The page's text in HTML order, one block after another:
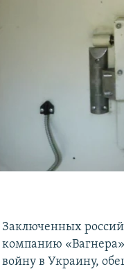
Заключенных
компанию
войну в Украину,